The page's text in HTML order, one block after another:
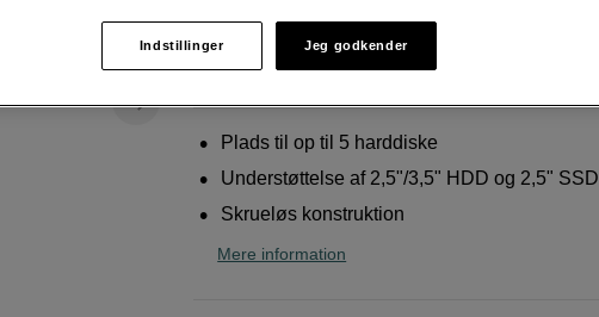
Weblager
På lager
København: Vis lagersaldo
Plads til op til 5 harddiske
Understøttelse af 2,5"/3,5" HDD og 2,5" SSD
Skrueløs konstruktion
Mere information
Indstillinger Jeg godkender